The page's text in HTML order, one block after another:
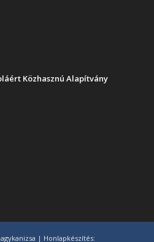
Közhasznú Alapítvány
| Honlapkészítés: